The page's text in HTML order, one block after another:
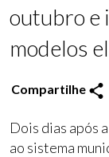
outubro e
modelos
Compartilhe
Dois dias após
ao sistema